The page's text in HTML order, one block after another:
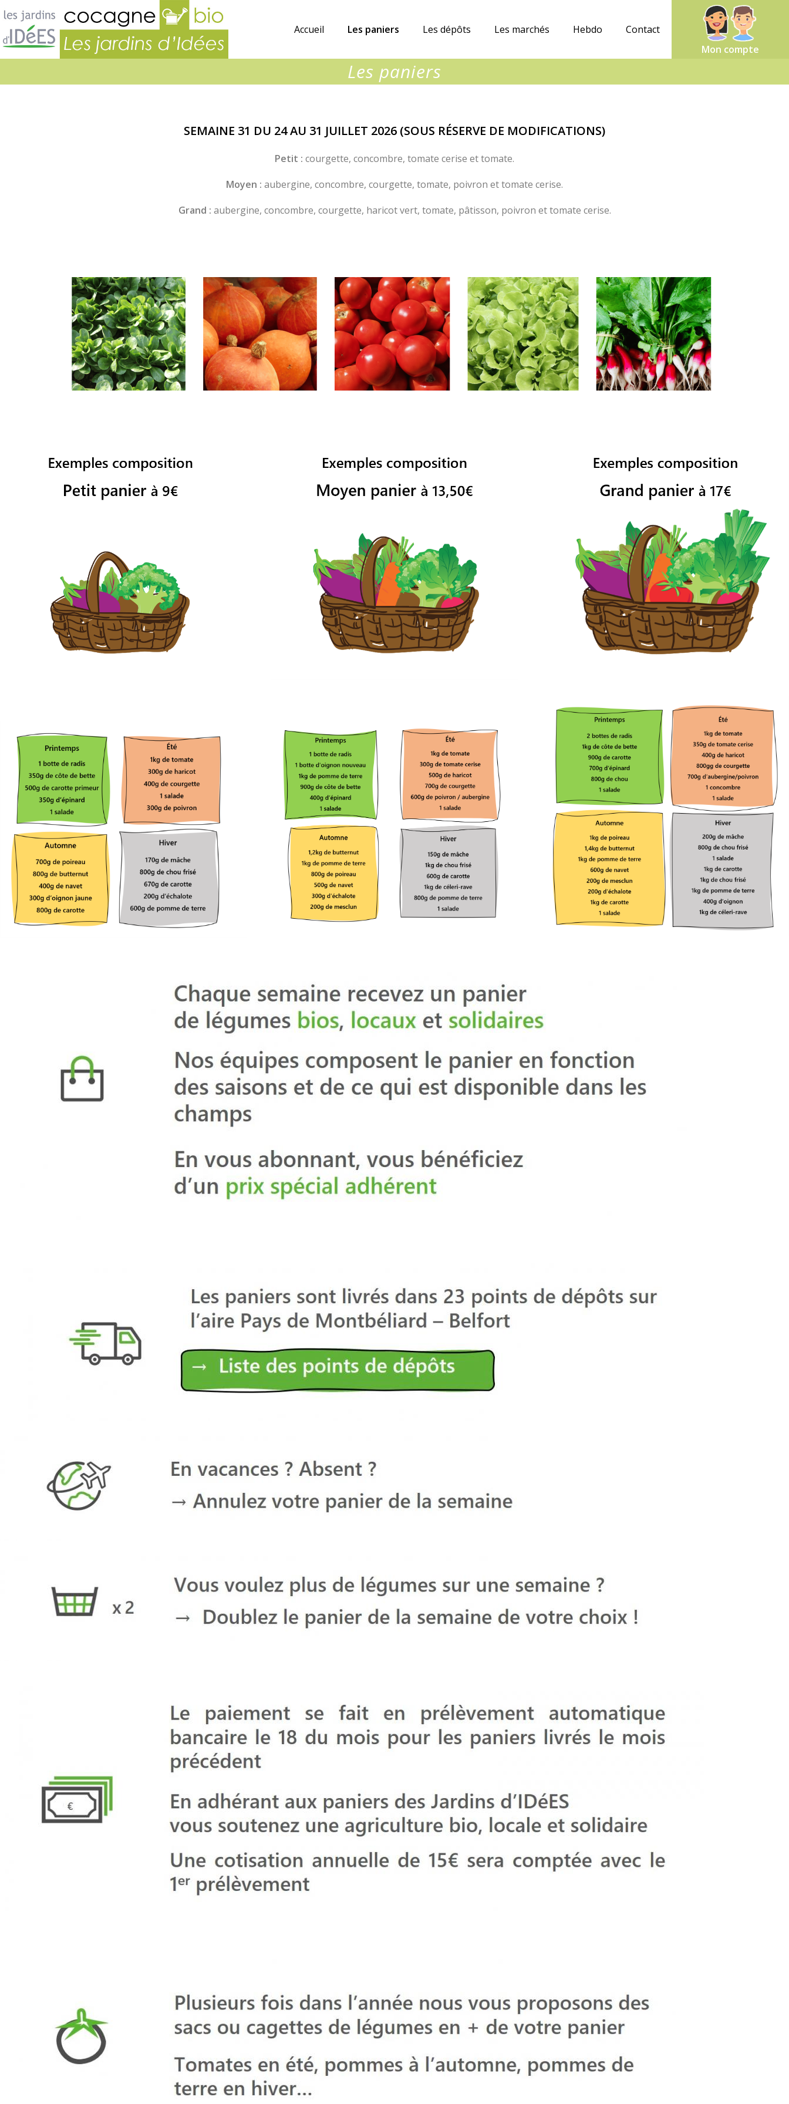
Accueil Les paniers Les dépôts Les marchés Hebdo
Contact
Mon compte
Les paniers
SEMAINE 31 DU 24 AU 31 JUILLET 2026 (SOUS RÉSERVE DE MODIFICATIONS)
Petit : courgette, concombre, tomate cerise et tomate.
Moyen : aubergine, concombre, courgette, tomate, poivron et tomate cerise.
Grand : aubergine, concombre, courgette, haricot vert, tomate, pâtisson, poivron et tomate cerise.